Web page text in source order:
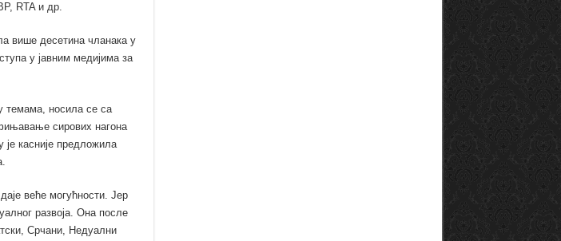
RTA и др.
више десетина чланака у
у јавним медијима за
темама, носила се са
сирових нагона
је касније предложила
веће могућности. Јер
развоја. Она после
Срчани, Недуални